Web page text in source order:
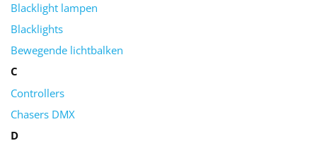
Blacklight lampen
Blacklights
Bewegende lichtbalken
C
Controllers
Chasers DMX
D